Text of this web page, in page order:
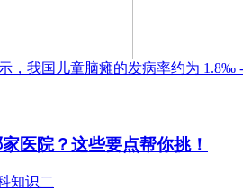
我国儿童脑瘫的发病率约为 1.8‰
医院？这些要点帮你挑！
知识二